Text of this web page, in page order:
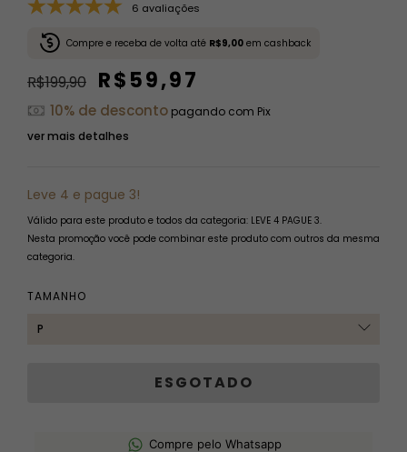
6 avaliações
Compre e receba de volta até R$9,00 em cashback
R$199,90 R$59,97
10% de desconto pagando com Pix
ver mais detalhes
Leve 4 e pague 3!
Válido para este produto e todos da categoria: LEVE 4 PAGUE 3.
Nesta promoção você pode combinar este produto com outros da mesma
categoria.
TAMANHO
Compre pelo Whatsapp